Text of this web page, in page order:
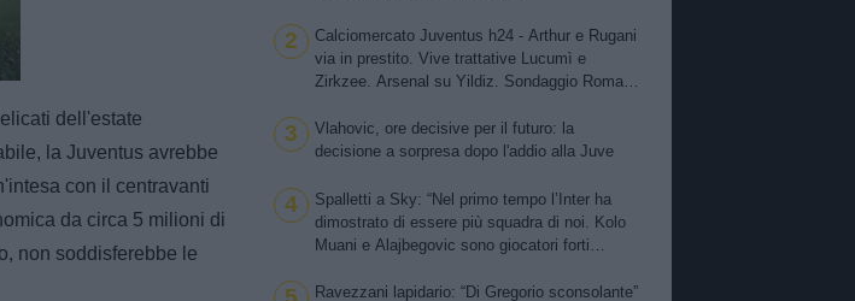
dell'estate
la Juventus avrebbe
con il centravanti
da circa 5 milioni di
non soddisferebbe le
2
Calciomercato Juventus h24 - Arthur e Rugani
via in prestito. Vive trattative Lucumì e
Zirkzee. Arsenal su Yildiz. Sondaggio Roma
Zhegrova non vuole partire. Sorloth sul
mercato. Vlahovic, nuova pretendente
3
Vlahovic, ore decisive per il futuro: la
decisione a sorpresa dopo l'addio alla Juve
4
Spalletti a Sky: “Nel primo tempo l’Inter ha
dimostrato di essere più squadra di noi. Kolo
Muani e Alajbegovic sono giocatori forti
Ravezzani lapidario: “Di Gregorio sconsolante”